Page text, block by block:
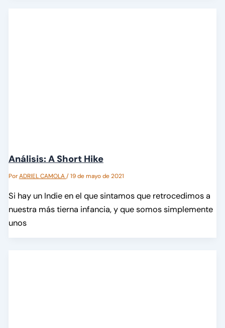
Análisis: A Short Hike
PorADRIEL CAMOLA/19 de mayo de 2021
Si hay un Indie en el que sintamos que retrocedimos a
nuestra más tierna infancia, y que somos simplemente
unos